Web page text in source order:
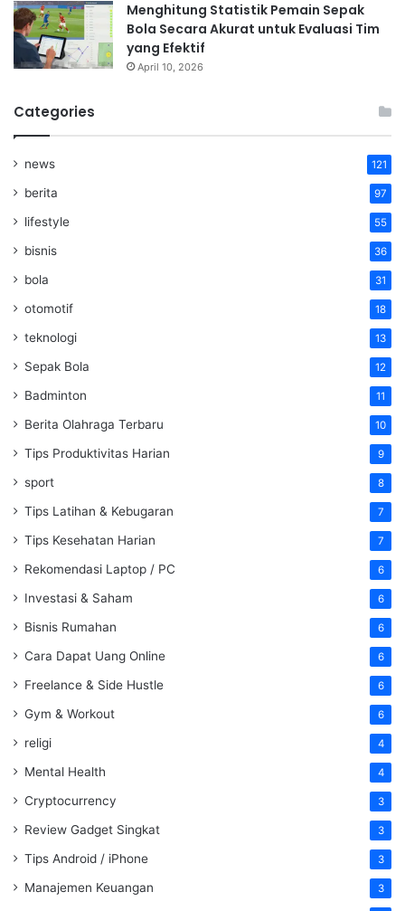
Menghitung Statistik Pemain Sepak
Bola Secara Akurat untuk Evaluasi Tim
yang Efektif
April 10, 2026
Categories
news 121
berita 97
lifestyle 55
bisnis 36
bola 31
otomotif 18
teknologi 13
Sepak Bola 12
Badminton 11
Berita Olahraga Terbaru 10
Tips Produktivitas Harian 9
sport 8
Tips Latihan & Kebugaran 7
Tips Kesehatan Harian 7
Rekomendasi Laptop / PC 6
Investasi & Saham 6
Bisnis Rumahan 6
Cara Dapat Uang Online 6
Freelance & Side Hustle 6
Gym & Workout 6
religi 4
Mental Health 4
Cryptocurrency 3
Review Gadget Singkat 3
Tips Android / iPhone 3
Manajemen Keuangan 3